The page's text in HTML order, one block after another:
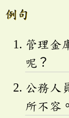
例句
管理金
呢？
公務人
所不容。